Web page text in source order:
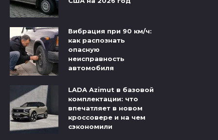
Вибрация при 90 км/ч:
как распознать
опасную
неисправность
автомобиля
LADA Azimut в базовой
комплектации: что
впечатляет в новом
кроссовере и на чем
сэкономили